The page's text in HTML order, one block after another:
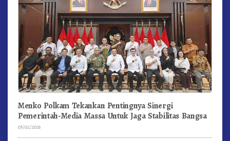
Menko Polkam Tekankan Pentingnya Sinergi
Pemerintah-Media Massa Untuk Jaga Stabilitas Bangsa
05/02/2026